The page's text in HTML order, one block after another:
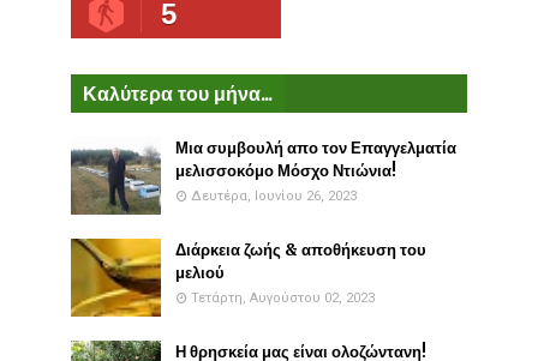
5
Καλύτερα του μήνα...
Μια συμβουλή απο τον Επαγγελματία
μελισσοκόμο Μόσχο Ντιώνια!
Δευτέρα, Ιουνίου 26, 2023
Διάρκεια ζωής & αποθήκευση του
μελιού
Τετάρτη, Αυγούστου 02, 2023
Η θρησκεία μας είναι ολοζώντανη!